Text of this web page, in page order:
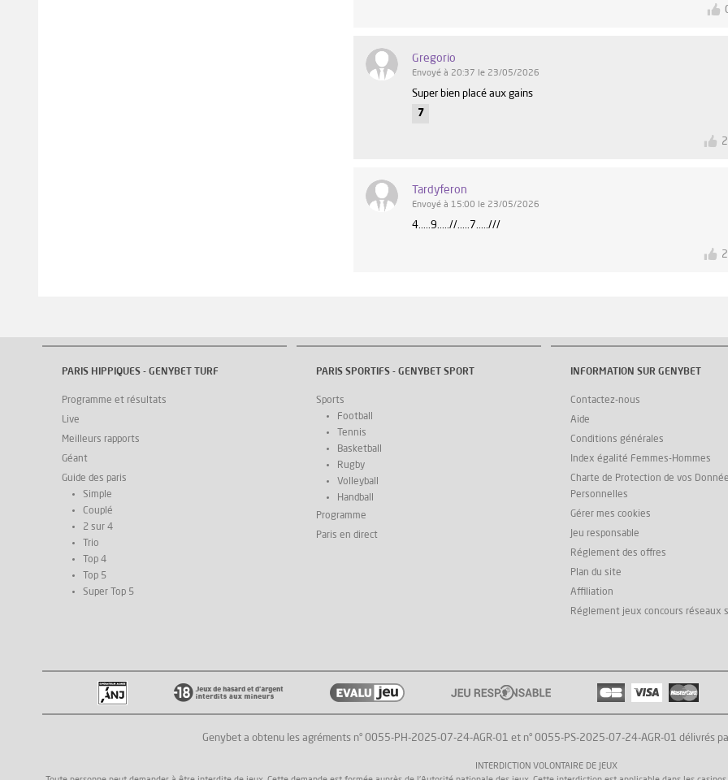
Gregorio
Envoyé à 20:37 le 23/05/2026
Super bien placé aux gains
7
2
Tardyferon
Envoyé à 15:00 le 23/05/2026
4.....9.....//.....7.....///
2
PARIS HIPPIQUES - GENYBET TURF
Programme et résultats
Live
Meilleurs rapports
Géant
Guide des paris
Simple
Couplé
2 sur 4
Trio
Top 4
Top 5
Super Top 5
PARIS SPORTIFS - GENYBET SPORT
Sports
Football
Tennis
Basketball
Rugby
Volleyball
Handball
Programme
Paris en direct
INFORMATION SUR GENYBET
Contactez-nous
Aide
Conditions générales
Index égalité Femmes-Hommes
Charte de Protection de vos
Personnelles
Gérer mes cookies
Jeu responsable
Réglement des offres
Plan du site
Affiliation
Réglement jeux concours réseaux
Genybet a obtenu les agréments n° 0055-PH-2025-07-24-AGR-01 et n° 0055-PS-2025-07-24-AGR-01 délivrés
INTERDICTION VOLONTAIRE DE JEUX